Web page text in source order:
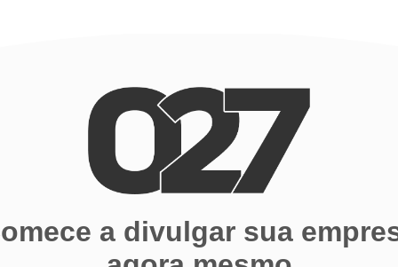
a divulgar sua